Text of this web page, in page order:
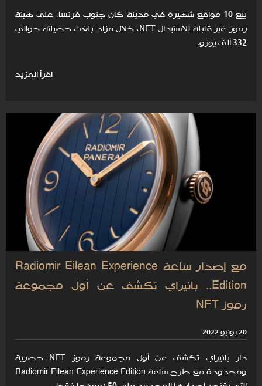
بيع 10 ‬مواقع‭ ‬شهيرة‭ ‬في‭ ‬مدينة‭ ‬كان‭ ‬‬جنوب‭ ‬فرنسا، على هيئة
رموز غير قابلة للاستبدال NFT، خلال مزاد بلغت حصيلته حوالي
332 ألف يورو.
اقرأ المزيد
مع إصدار ساعة Radiomir Eilean Experience
Edition.. بانيراي تكشف عن أول مجموعة
رموز NFT
20 يونيو 2022
دار بانيراي تكشف عن أول مجموعة رموز NFT حصرية
ومحدودة مع طرح ساعة Radiomir Eilean Experience Edition